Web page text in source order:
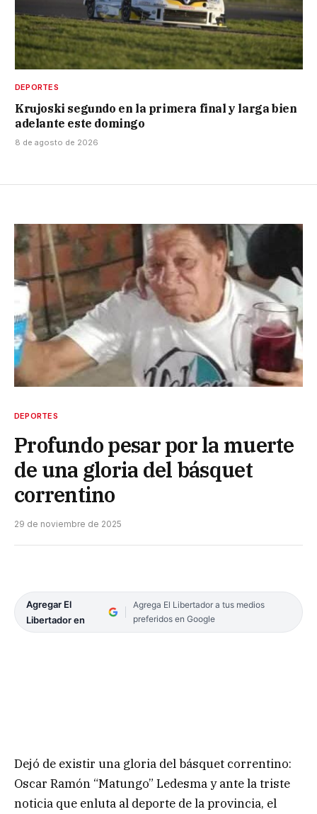
DEPORTES
Krujoski segundo en la primera final y larga bien
adelante este domingo
8 de agosto de 2026
DEPORTES
Profundo pesar por la muerte
de una gloria del básquet
correntino
29 de noviembre de 2025
Agregar El
Libertador en
Agrega El Libertador a tus medios
preferidos en Google
Dejó de existir una gloria del básquet correntino:
Oscar Ramón “Matungo” Ledesma y ante la triste
noticia que enluta al deporte de la provincia, el